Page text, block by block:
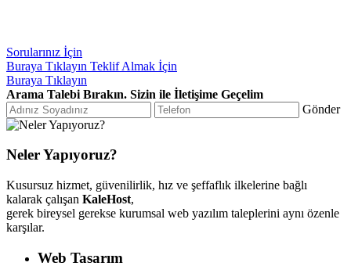
Sorularınız İçin
Buraya Tıklayın Teklif Almak İçin
Buraya Tıklayın
Arama Talebi Bırakın. Sizin ile İletişime Geçelim
Gönder
Neler Yapıyoruz?
Kusursuz hizmet, güvenilirlik, hız ve şeffaflık ilkelerine bağlı
kalarak çalışan KaleHost,
gerek bireysel gerekse kurumsal web yazılım taleplerini aynı özenle
karşılar.
Web Tasarım